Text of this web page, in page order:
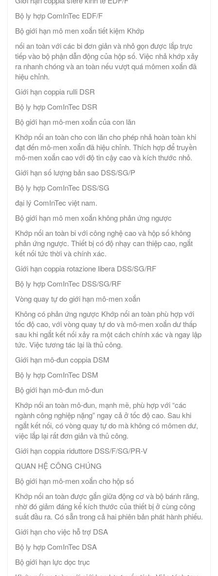
Bộ ly hợp ComInTec EDF/F
Bộ giới hạn mô men xoắn tiết kiệm Khớp
nối an toàn với các bi đơn giản và nhỏ gọn được lắp trực
tiếp vào bộ phận dẫn động của hộp số. Việc nhả khớp xảy
ra nhanh chóng và an toàn nếu vượt quá mômen xoắn đã
hiệu chỉnh.
Giới hạn coppia rulli DSR
Bộ ly hợp ComInTec DSR
Bộ giới hạn mô-men xoắn của con lăn
Khớp nối an toàn cho con lăn cho phép nhả hoàn toàn khi
đạt đến mô-men xoắn đã hiệu chỉnh. Thích hợp để truyền
mô-men xoắn cao với độ tin cậy cao và kích thước nhỏ.
Giới hạn số lượng bản sao DSS/SG/P
Bộ ly hợp ComInTec DSS/SG
đại lý ComInTec việt nam.
Bộ giới hạn mô men xoắn không phản ứng ngược
Khớp nối an toàn bi với công nghệ cao và hộp số không
phản ứng ngược. Thiết bị có độ nhạy can thiệp cao, ngắt
kết nối tức thời và chính xác.
Giới hạn coppia rotazione libera DSS/SG/RF
Bộ ly hợp ComInTec DSS/SG/RF
Vòng quay tự do giới hạn mô-men xoắn
Không có phản ứng ngược Khớp nối an toàn phù hợp với
tốc độ cao, với vòng quay tự do và mô-men xoắn dư thấp
sau khi ngắt kết nối xảy ra một cách chính xác và ngay lập
tức. Việc tương tác lại là thủ công.
Giới hạn mô-đun coppia DSM
Bộ ly hợp ComInTec DSM
Bộ giới hạn mô-đun mô-đun
Khớp nối an toàn mô-đun, mạnh mẽ, phù hợp với “các
ngành công nghiệp nặng” ngay cả ở tốc độ cao. Sau khi
ngắt kết nối, có vòng quay tự do mà không có mômen dư,
việc lắp lại rất đơn giản và thủ công.
Giới hạn coppia riduttore DSS/F/SG/PR-V
QUAN HỆ CÔNG CHÚNG
Bộ giới hạn mô-men xoắn cho hộp số
Khớp nối an toàn được gắn giữa động cơ và bộ bánh răng,
nhờ đó giảm đáng kể kích thước của thiết bị ở cùng công
suất đầu ra. Có sẵn trong cả hai phiên bản phát hành phiếu.
Giới hạn cho việc hỗ trợ DSA
Bộ ly hợp ComInTec DSA
Bộ giới hạn lực dọc trục